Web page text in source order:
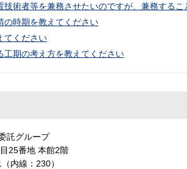
技術者等を兼務させたいのですが、兼務するこ
の時期を教えてください
てください
工期の考え方を教えてください
託グループ
25番地 本館2階
内線：230）